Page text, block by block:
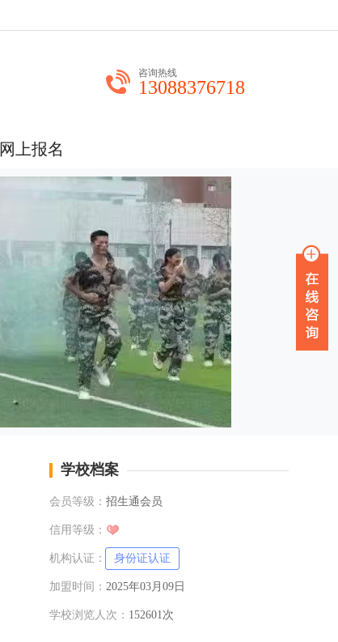
咨询热线
13088376718
网上报名
学校档案
会员等级： 招生通会员
信用等级：
机构认证： 身份证认证
加盟时间： 2025年03月09日
学校浏览人次： 152601次